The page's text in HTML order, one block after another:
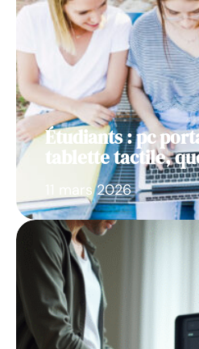
Étudiants : pc
tablette tactile,
11 mars 2026